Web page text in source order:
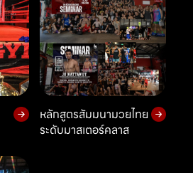
หลักสูตรสัมมนามวยไทย
ระดับมาสเตอร์คลาส